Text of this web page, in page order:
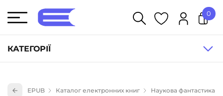
КАТЕГОРІЇ
0
EPUB Каталог електронних книг Наукова фантастика